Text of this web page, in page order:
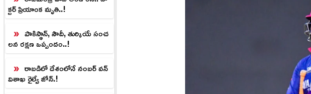
క్టర్ ప్రియాంక మృతి..!
పాకిస్థాన్, సౌదీ, తుర్కియే సంచ
లన రక్షణ ఒప్పందం..!
రాబడిలో దేశంలోనే నంబర్ వన్
విశాఖ రైల్వే జోన్.!